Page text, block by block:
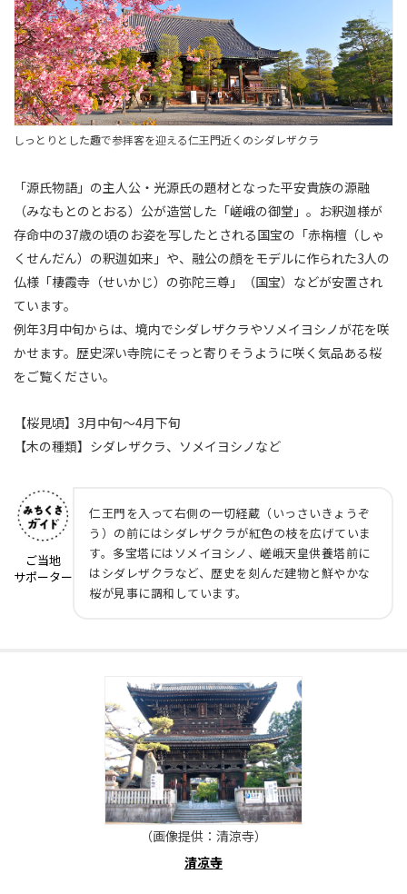
しっとりとした趣で参拝客を迎える仁王門近くのシダレザクラ
「源氏物語」の主人公・光源氏の題材となった平安貴族の源融
（みなもとのとおる）公が造営した「嵯峨の御堂」。お釈迦様が
存命中の37歳の頃のお姿を写したとされる国宝の「赤栴檀（しゃ
くせんだん）の釈迦如来」や、融公の顔をモデルに作られた3人の
仏様「棲霞寺（せいかじ）の弥陀三尊」（国宝）などが安置され
ています。
例年3月中旬からは、境内でシダレザクラやソメイヨシノが花を咲
かせます。歴史深い寺院にそっと寄りそうように咲く気品ある桜
をご覧ください。
【桜見頃】3月中旬～4月下旬
【木の種類】シダレザクラ、ソメイヨシノなど
ご当地
サポーター
仁王門を入って右側の一切経蔵（いっさいきょうぞ
う）の前にはシダレザクラが紅色の枝を広げていま
す。多宝塔にはソメイヨシノ、嵯峨天皇供養塔前に
はシダレザクラなど、歴史を刻んだ建物と鮮やかな
桜が見事に調和しています。
（画像提供：清涼寺）
清凉寺